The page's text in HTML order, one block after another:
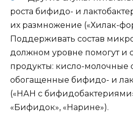
роста бифидо- и
их размножение («Хилак-
Поддерживать состав
должном уровне помогут и
продукты: кисло-молочные
обогащенные бифидо- и
(«НАН с
«Бифидок», «Нарине»).